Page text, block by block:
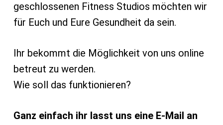
geschlossenen Fitness Studios möchten wir
für Euch und Eure Gesundheit da sein.
Ihr bekommt die Möglichkeit von uns online
betreut zu werden.
Wie soll das funktionieren?
Ganz einfach ihr lasst uns eine E-Mail an